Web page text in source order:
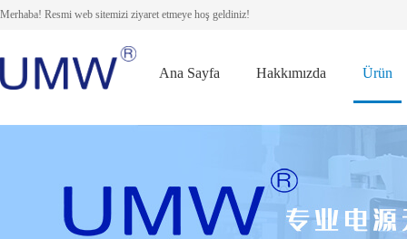
Merhaba! Resmi web sitemizi ziyaret etmeye hoş geldiniz!
Ana Sayfa Hakkımızda Ürün